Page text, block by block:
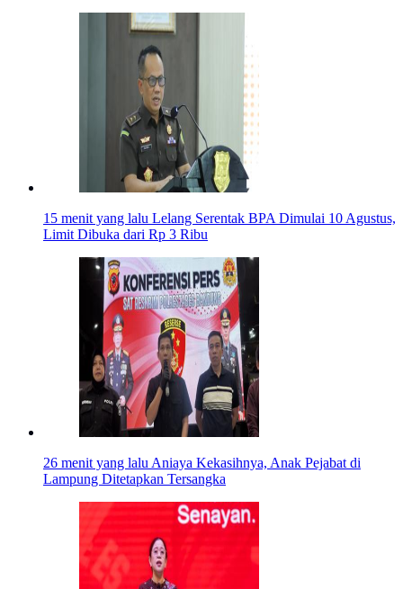
15 menit yang lalu Lelang Serentak BPA Dimulai 10 Agustus,
Limit Dibuka dari Rp 3 Ribu
26 menit yang lalu Aniaya Kekasihnya, Anak Pejabat di
Lampung Ditetapkan Tersangka